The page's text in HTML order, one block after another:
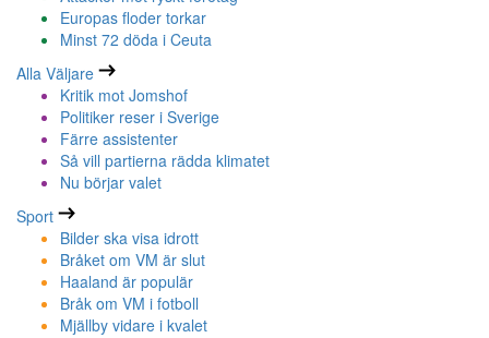
Europas floder torkar
Minst 72 döda i Ceuta
Alla Väljare
Kritik mot Jomshof
Politiker reser i Sverige
Färre assistenter
Så vill partierna rädda klimatet
Nu börjar valet
Sport
Bilder ska visa idrott
Bråket om VM är slut
Haaland är populär
Bråk om VM i fotboll
Mjällby vidare i kvalet